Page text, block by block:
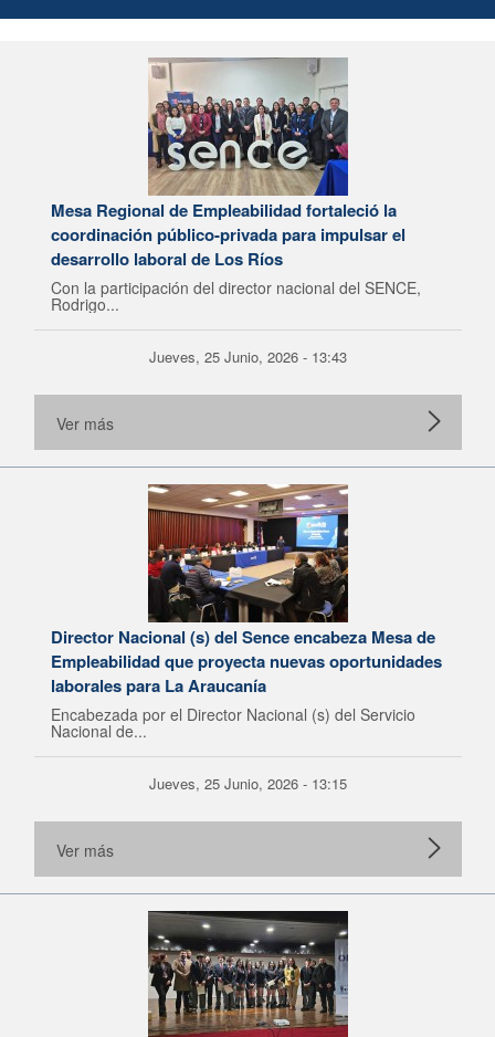
Mesa Regional de Empleabilidad fortaleció la
coordinación público-privada para impulsar el
desarrollo laboral de Los Ríos
Con la participación del director nacional del SENCE,
Rodrigo...
Jueves, 25 Junio, 2026 - 13:43
Ver más
Director Nacional (s) del Sence encabeza Mesa de
Empleabilidad que proyecta nuevas oportunidades
laborales para La Araucanía
Encabezada por el Director Nacional (s) del Servicio
Nacional de...
Jueves, 25 Junio, 2026 - 13:15
Ver más